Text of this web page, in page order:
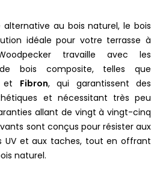
alternative au bois naturel, le bois
idéale pour votre terrasse à
travaille avec les
bois composite, telles que
et Fibron, qui garantissent des
et nécessitant très peu
allant de vingt à vingt-cinq
sont conçus pour résister aux
UV et aux taches, tout en offrant
naturel.